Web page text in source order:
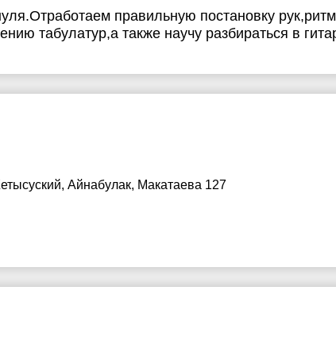
правильную постановку
табулатур,а также научу разбираться в
Айнабулак, Макатаева 127